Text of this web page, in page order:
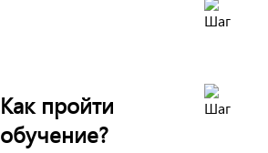
Как пройти
обучение?